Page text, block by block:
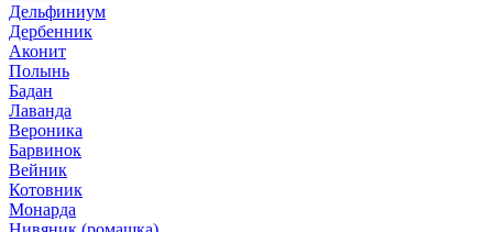
Дельфиниум
Дербенник
Аконит
Полынь
Бадан
Лаванда
Вероника
Барвинок
Вейник
Котовник
Монарда